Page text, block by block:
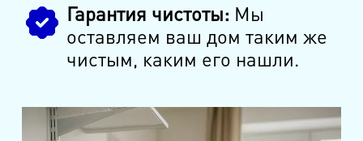
Гарантия чистоты: Мы
оставляем ваш дом таким же
чистым, каким его нашли.